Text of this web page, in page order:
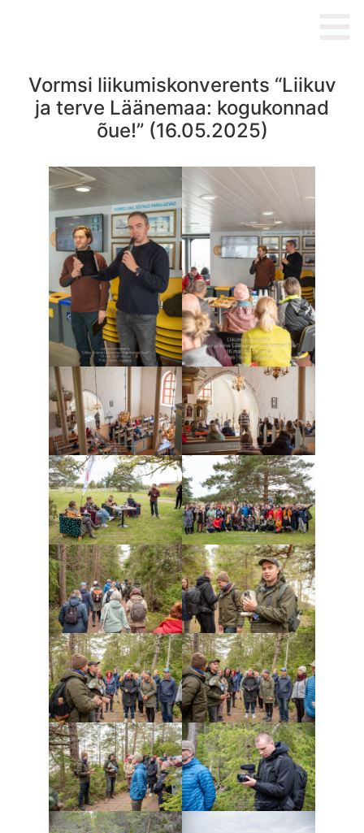
Vormsi liikumiskonverents “Liikuv
ja terve Läänemaa: kogukonnad
õue!” (16.05.2025)